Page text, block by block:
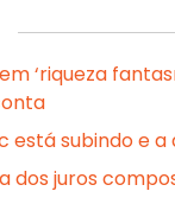
‘riqueza
está subindo e
dos juros